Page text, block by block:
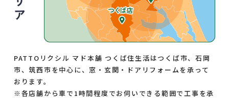
８．漏えい発生時の対応
お客様等の個人情報の漏えい等が発生した場合に
は、事実関係を速やかにお客様等に通知するな
ど、迅速かつ適切に対応します。
PATTOリクシル マド本舗 つくば住生活はつくば市、石岡
市、筑西市を中心に、窓・玄関・ドアリフォームを承って
おります。
※各店舗から車で1時間程度でお伺いできる範囲で工事を承